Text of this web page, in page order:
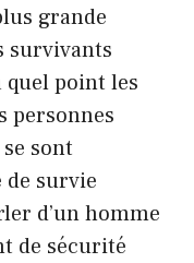
grande
survivants
quel point les
personnes
sont
de survie
d’un homme
de sécurité